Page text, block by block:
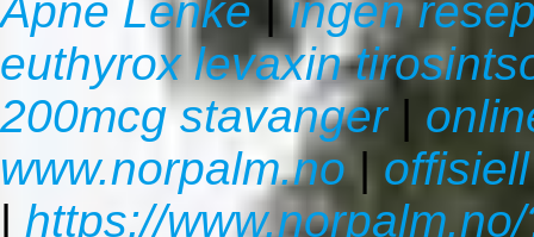
Åpne Lenke |ingen
euthyrox levaxin
200mcg stavanger|
www.norpalm.no|
| https://